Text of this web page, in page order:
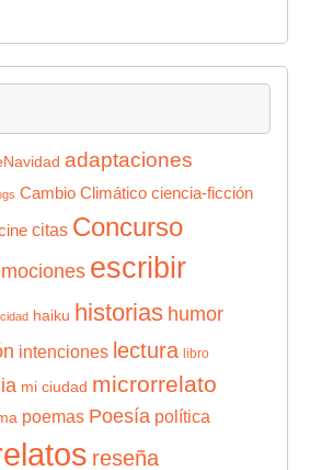
adaptaciones
Cambio Climático ciencia-ficción
citas Concurso
escribir
haiku historias humor
intenciones lectura libro
mi ciudad microrrelato
poemas Poesía política
reseña